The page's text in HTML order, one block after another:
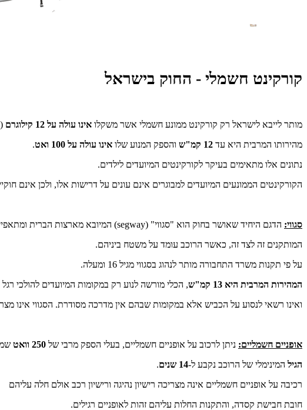
קורקינט חשמלי - החוק בישראל
מותר לייבא לישראל רק קורקינט ממונע חשמלי אשר משקלו אינו עולה על 12 קילוגרם
מהירותו המרבית היא עד 12 קמ"ש והספק המנוע שלו אינו עולה על 100 ואט
.
נתונים אלו מתאימים בעיקר לקורקינטים המיועדים לילדים.
הקורקינטים הממונעים המיועדים למבוגרים אינם עונים על דרישות אלו, ולכן אינם
סגווי: הדגם היחיד שאושר בחוק הוא "סגווי" (segway) המיובא מארצות הברית ומתאפיין בזוג גלגלים גדולים
המותקנים זה לצד זה, כאשר הרוכב עומד על משטח ביניהם.
על פי תקנות משרד התחבורה מותר לנהוג בסגווי מגיל 16 ומעלה.
המהירות המרבית היא 13 קמ"ש
, הכלי מורשה לנוע רק במקומות המיועדים להולכי רגל
ואינו רשאי לנסוע על הכביש אלא במקומות שבהם אין מדרכה מסודרת. הסגווי אינו
אופניים חשמליים: ניתן לרכוב על אופניים חשמליים, בעלי הספק מרבי של
הגיל המינימלי של הרוכב נקבע ל-14 שנים
.
רכיבה על אופניים חשמליים אינה מצריכה רישיון נהיגה ורישיון רכב אולם חלה עליהם
חובת חבישת קסדה, והתקנות החלות עליהם זהות לאופניים רגילים.